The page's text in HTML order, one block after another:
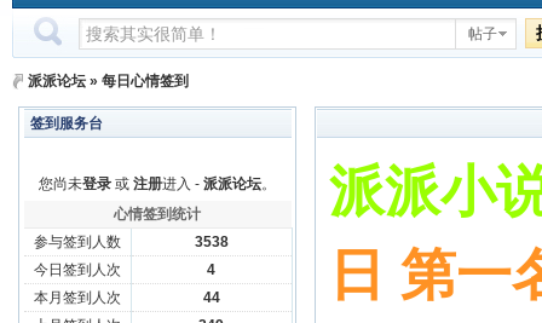
帖子
派派论坛 » 每日心情签到
签到服务台
您尚未登录 或 注册进入 - 派派论坛。
心情签到统计
参与签到人数
3538
今日签到人次
4
本月签到人次
44
派派小
日 第一